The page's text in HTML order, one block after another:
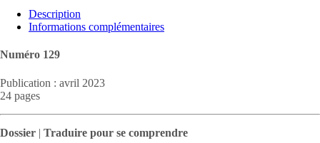
Description
Informations complémentaires
Numéro 129
Publication : avril 2023
24 pages
Dossier | Traduire pour se comprendre